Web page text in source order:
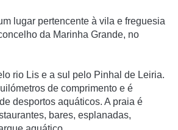
lugar pertencente à vila e freguesia
da Marinha Grande, no
rio Lis e a sul pelo Pinhal de Leiria.
de comprimento e é
desportos aquáticos. A praia é
bares, esplanadas,